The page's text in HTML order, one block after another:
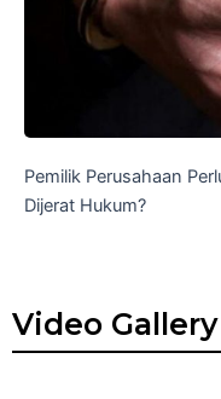
Pemilik Perusahaan
Dijerat Hukum?
Video Gallery